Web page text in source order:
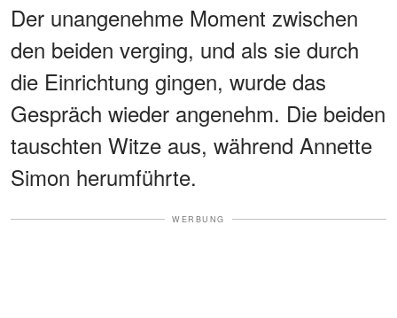
Der unangenehme Moment zwischen
den beiden verging, und als sie durch
die Einrichtung gingen, wurde das
Gespräch wieder angenehm. Die beiden
tauschten Witze aus, während Annette
Simon herumführte.
WERBUNG